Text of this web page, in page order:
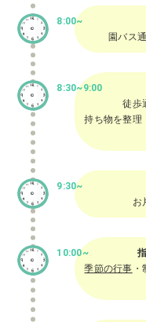
8:00~
園バス
8:30~9:00
徒歩
持ち物を整理
9:30~
お
10:00~
季節の行事